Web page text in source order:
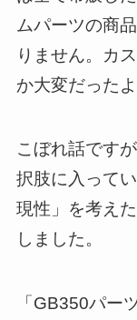
ムパーツの商
りません。カ
か大変だったよ
こぼれ話です
択肢に入って
現性」を考え
しました。
「GB350パー